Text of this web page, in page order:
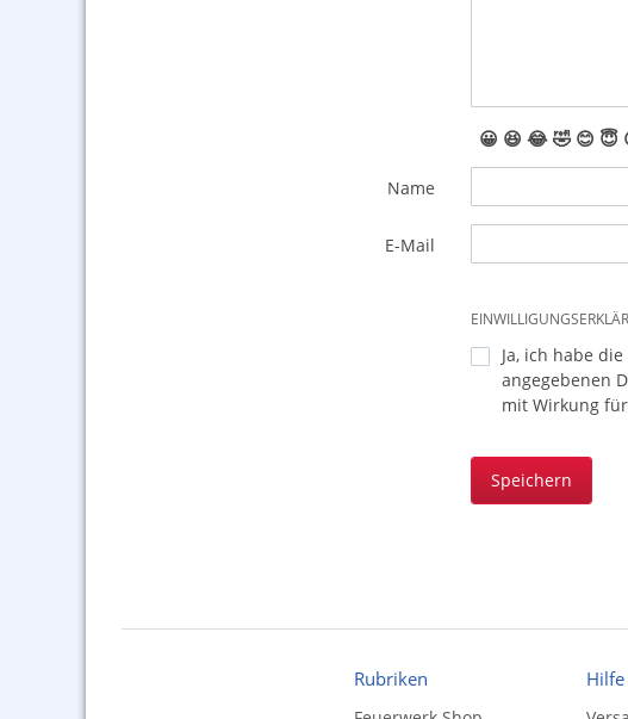
😀 😆 😂🤣 😊 😇
Name
E-Mail
Ja, ich habe die
angegebenen
mit Wirkung
Speichern
Rubriken Hilfe